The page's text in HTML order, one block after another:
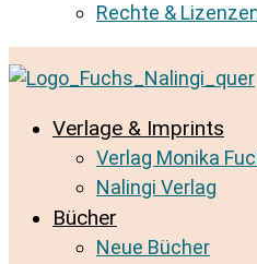
Rechte &
Verlage & Imprints
Verlag Monika
Nalingi Verlag
Bücher
Neue Bücher